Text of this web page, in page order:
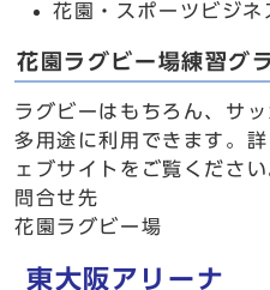
花園・スポーツビジネ
花園ラグビー場練習グ
ラグビーはもちろん、サ
多用途に利用できます。
ェブサイトをご覧ください
問合せ先
花園ラグビー場
東大阪アリーナ